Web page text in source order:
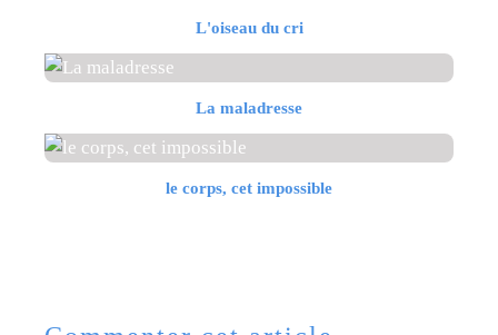
L'oiseau du cri
La maladresse
le corps, cet impossible